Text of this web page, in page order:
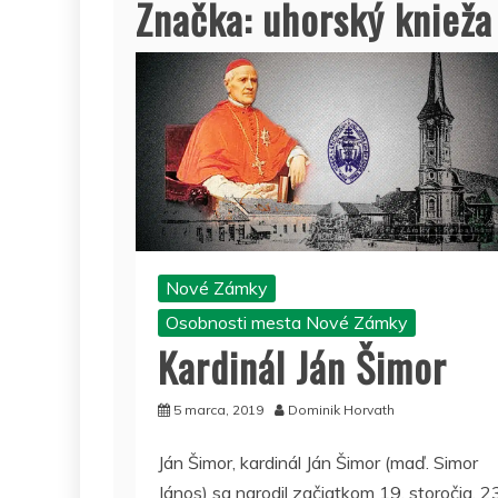
Značka: uhorský knieža
Nové Zámky
Osobnosti mesta Nové Zámky
Kardinál Ján Šimor
5 marca, 2019 Dominik Horvath
Ján Šimor, kardinál Ján Šimor (maď. Simor
János) sa narodil začiatkom 19. storočia,